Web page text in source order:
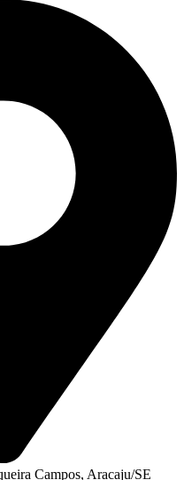
Campos, Aracaju/SE